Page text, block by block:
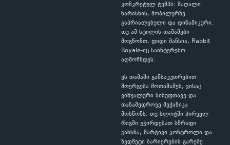
კონკრეტულ ტემპს: მაღალი
ხარისხის, მობილურზე
გაპრიალებული და დინამიკური.
თუ ამ სტილის თამაშები
მოგწონთ, დიდი შანსია, Rabbit
Royale-იც საინტერესო
აღმოჩნდეს.
ეს თამაში განსაკუთრებით
მოერგება მოთამაშეს, ვისაც
ვიზუალური სისუფთავე და
თანამედროვე მექანიკა
მოსწონს. თუ სლოტში პირველ
რიგში გჭირდებათ სწრაფი
გახსნა, მარტივი კონტროლი და
ზედმეტი ბარიერების გარეშე